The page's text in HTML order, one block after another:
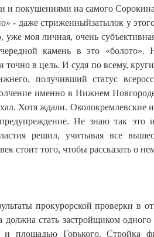
и покушениями на самого
- даже стриженныйзатылок у
моя личная, очень
камень в это
в цель. И судя по всему,
получивший статус
именно в Нижнем
Хотя ждали. Околокремлевские
Не знаю так это
решил, учитывая все
стоит того, чтобы рассказать о
прокурорской проверки в
стать застройщиком одного
площадью Горького. Стройка